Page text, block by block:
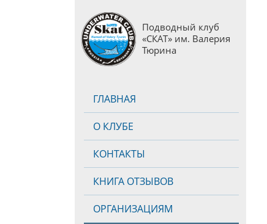
Подводный клуб
«СКАТ» им. Валерия
Тюрина
ГЛАВНАЯ
О КЛУБЕ
КОНТАКТЫ
КНИГА ОТЗЫВОВ
ОРГАНИЗАЦИЯМ